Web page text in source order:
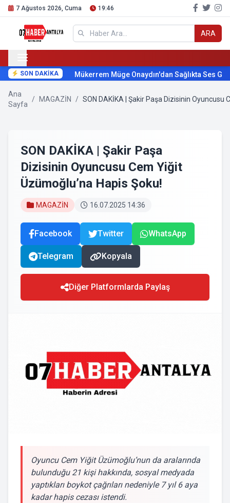
7 Ağustos 2026, Cuma 19:46
ARA
SON DAKİKA Mükerrem Müge Onaydın'dan Sağlıkta Ses
Ana
Sayfa
/ MAGAZİN / SON DAKİKA | Şakir Paşa Dizisinin Oyuncusu
SON DAKİKA | Şakir Paşa
Dizisinin Oyuncusu Cem Yiğit
Üzümoğlu’na Hapis Şoku!
MAGAZİN 16.07.2025 14:36
Facebook Twitter WhatsApp
Telegram Kopyala
Diğer Platformlarda Paylaş
Oyuncu Cem Yiğit Üzümoğlu’nun da aralarında
bulunduğu 21 kişi hakkında, sosyal medyada
yaptıkları boykot çağrıları nedeniyle 7 yıl 6 aya
kadar hapis cezası istendi.